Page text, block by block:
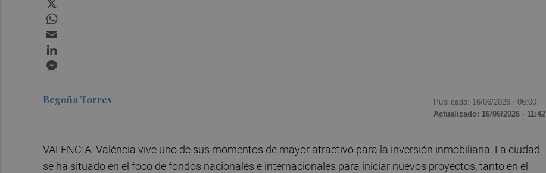
Begoña Torres Publicado: 16/06/2026 · 06:00
Actualizado: 16/06/2026 · 11:42
VALENCIA. València vive uno de sus momentos de mayor atractivo para la inversión inmobiliaria. La ciudad
se ha situado en el foco de fondos nacionales e internacionales para iniciar nuevos proyectos, tanto en el